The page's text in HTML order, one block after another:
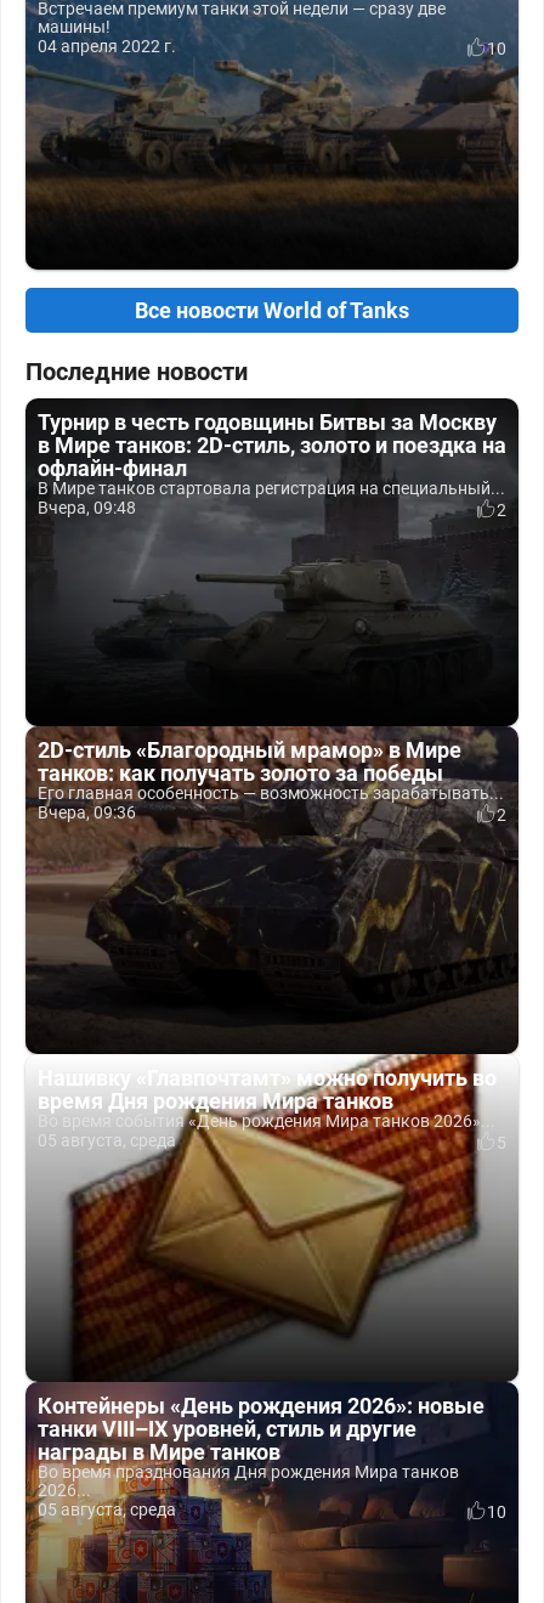
Встречаем премиум танки этой недели — сразу две
машины!
04 апреля 2022 г.
10
Все новости World of Tanks
Последние новости
Турнир в честь годовщины Битвы за Москву
в Мире танков: 2D-стиль, золото и поездка на
офлайн-финал
В Мире танков стартовала регистрация на специальный...
Вчера, 09:48
2
2D-стиль «Благородный мрамор» в Мире
танков: как получать золото за победы
Его главная особенность — возможность зарабатывать...
Вчера, 09:36
2
Нашивку «Главпочтамт» можно получить во
время Дня рождения Мира танков
Во время события «День рождения Мира танков 2026»...
05 августа, среда
5
Контейнеры «День рождения 2026»: новые
танки VIII–IX уровней, стиль и другие
награды в Мире танков
Во время празднования Дня рождения Мира танков
2026...
05 августа, среда
10